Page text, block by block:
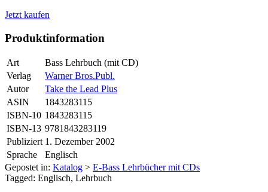
Jetzt kaufen
Produktinformation
Art
Bass Lehrbuch (mit CD)
Verlag
Warner Bros.Publ.
Autor
Take the Lead Plus
ASIN
1843283115
ISBN-10 1843283115
ISBN-13 9781843283119
Publiziert 1. Dezember 2002
Sprache
Englisch
Gepostet in: Katalog > E-Bass Lehrbücher mit CDs
Tagged: Englisch, Lehrbuch